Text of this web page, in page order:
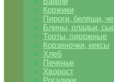
Коржики
Пироги, беляши,
Блины, оладьи,
Торты, пирожные
Корзиночки, кексы
Хлеб
Печенье
Хворост
Рогалики